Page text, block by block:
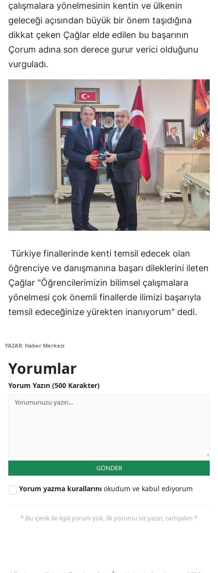
Tekirdağ
Tokat
Trabzon
Van
Yozgat
Zonguldak
Aksaray
Bayburt
Kırıkkale
Batman
Şırnak
Bartın
çalışmalara yönelmesinin kentin ve ülkenin
geleceği açısından büyük bir önem taşıdığına
dikkat çeken Çağlar elde edilen bu başarının
Çorum adına son derece gurur verici olduğunu
vurguladı.
Türkiye finallerinde kenti temsil edecek olan
öğrenciye ve danışmanına başarı dileklerini ileten
Çağlar "Öğrencilerimizin bilimsel çalışmalara
yönelmesi çok önemli finallerde ilimizi başarıyla
temsil edeceğinize yürekten inanıyorum" dedi.
YAZAR: Haber Merkezi
Yorumlar
Yorum Yazın (500 Karakter)
GÖNDER
Yorum yazma kurallarını okudum ve kabul ediyorum
* Bu içerik ile ilgili yorum yok, ilk yorumu siz yazın, tartışalım *